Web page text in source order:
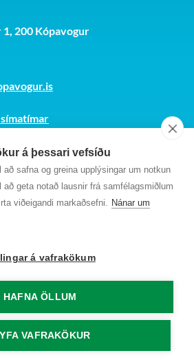
á þessari vefsíðu
safna og greina upplýsingar um notkun
geta notað lausnir frá samfélagsmiðlum
viðeigandi markaðsefni. Nánar um
á vafrakökum
HAFNA ÖLLUM
VAFRAKÖKUR
200 Kópavogur